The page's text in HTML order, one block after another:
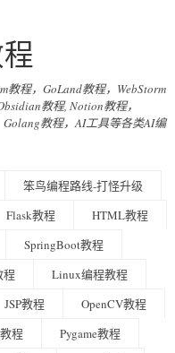
程，GoLand教程，WebStorm
教程, Notion教程，
教程，AI工具等各类AI编
笨鸟编程路线-打怪升级
Flask教程
HTML教程
SpringBoot教程
程
Linux编程教程
JSP教程
OpenCV教程
程
Pygame教程